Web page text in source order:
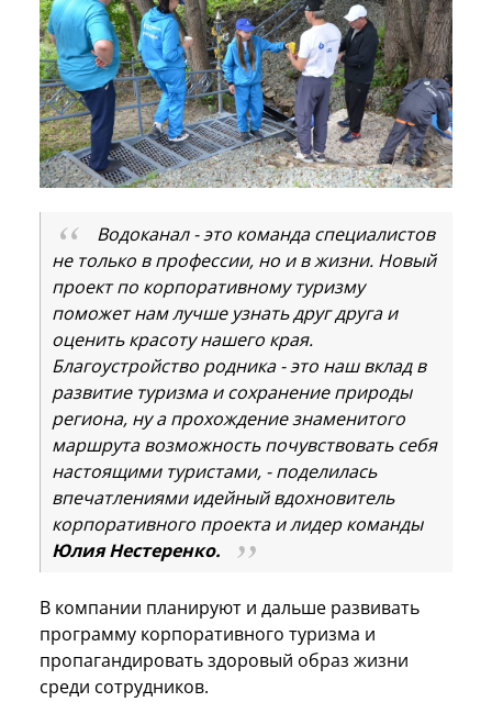
Водоканал - это команда специалистов
не только в профессии, но и в жизни. Новый
проект по корпоративному туризму
поможет нам лучше узнать друг друга и
оценить красоту нашего края.
Благоустройство родника - это наш вклад в
развитие туризма и сохранение природы
региона, ну а прохождение знаменитого
маршрута возможность почувствовать себя
настоящими туристами, - поделилась
впечатлениями идейный вдохновитель
корпоративного проекта и лидер команды
Юлия Нестеренко.
В компании планируют и дальше развивать
программу корпоративного туризма и
пропагандировать здоровый образ жизни
среди сотрудников.